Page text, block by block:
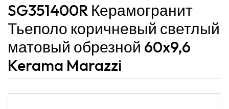
SG351400R Керамогранит
Тьеполо коричневый светлый
матовый обрезной 60x9,6
Kerama Marazzi